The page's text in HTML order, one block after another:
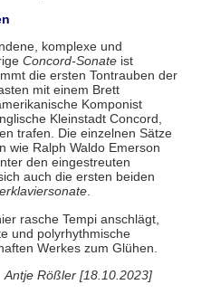
komplexe und
Concord-Sonateist
die ersten Tontrauben der
mit einem Brett
Komponist
Kleinstadt Concord,
trafen. Die einzelnen Sätze
wie Ralph Waldo Emerson
den eingestreuten
auch die ersten beiden
.
rasche Tempi anschlägt,
und polyrhythmische
Werkes zum Glühen.
Antje Rößler [18.10.2023]